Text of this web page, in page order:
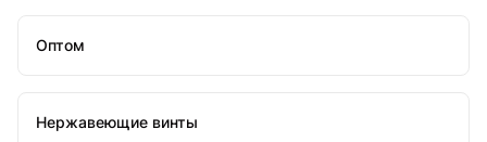
Оптом
Нержавеющие винты